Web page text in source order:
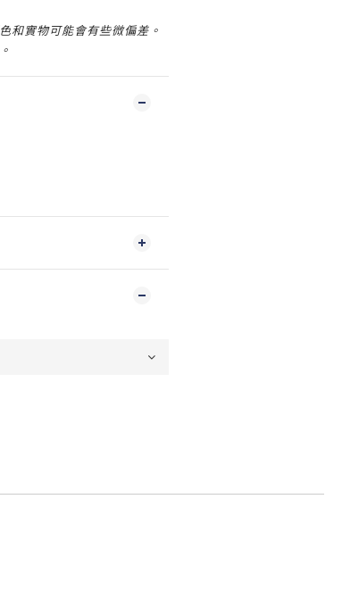
和實物可能會有些微偏差。